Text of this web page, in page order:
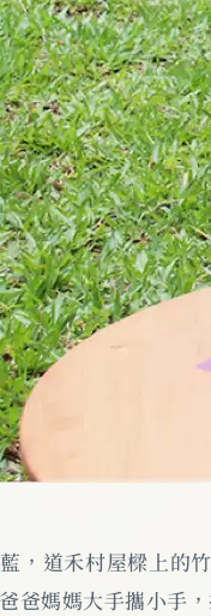
，道禾村屋樑上的
爸媽媽大手攜小手